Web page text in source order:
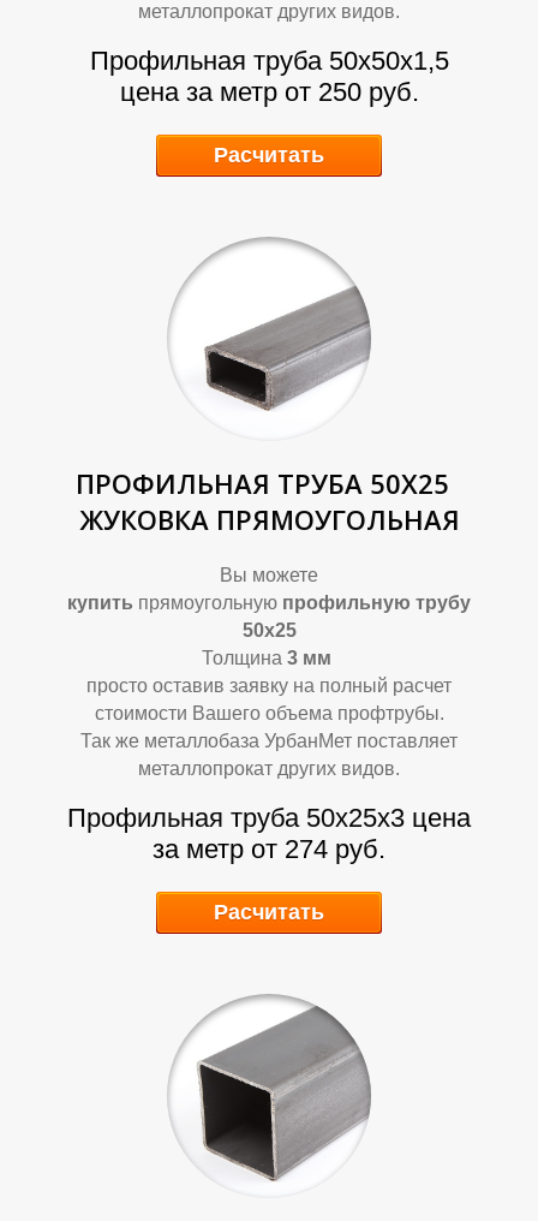
Т
А
металлопрокат других видов.
Профильная труба 50х50х1,5
цена за метр от 250 руб.
Расчитать
ПРОФИЛЬНАЯ ТРУБА 50Х25
ЖУКОВКА ПРЯМОУГОЛЬНАЯ
Вы можете
купить прямоугольную профильную трубу
50х25
Толщина 3 мм
просто оставив заявку на полный расчет
стоимости Вашего объема профтрубы.
Так же металлобаза УрбанМет поставляет
металлопрокат других видов.
Профильная труба 50х25х3 цена
за метр от 274 руб.
Расчитать
Т
А